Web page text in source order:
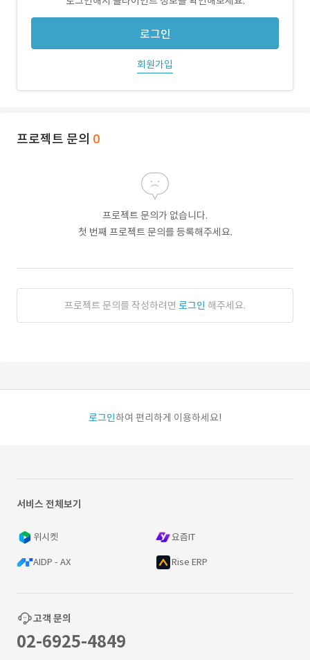
로그인
회원가입
프로젝트 문의 0
프로젝트 문의가 없습니다.
첫 번째 프로젝트 문의를 등록해주세요.
프로젝트 문의를 작성하려면 로그인 해주세요.
로그인하여 편리하게 이용하세요!
서비스 전체보기
위시켓 요즘IT
AIDP - AX Rise ERP
고객 문의
02-6925-4849